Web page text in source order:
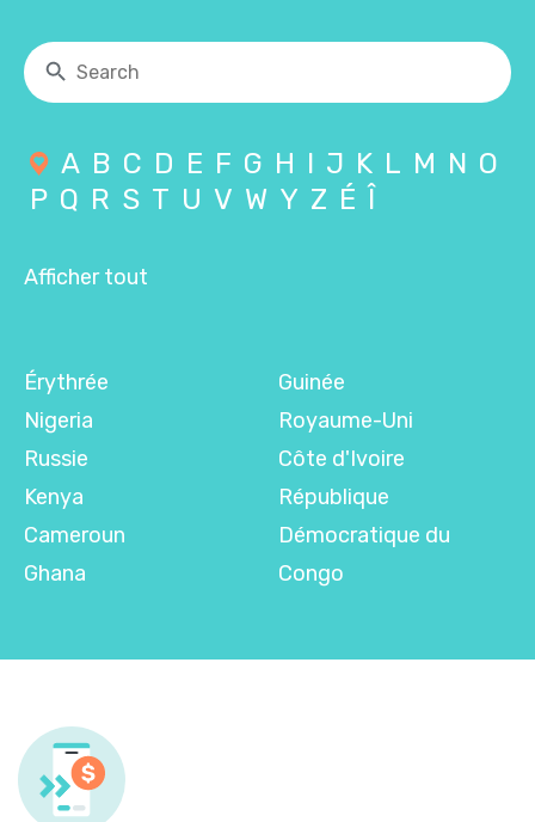
A B C D E F G H I J K L M N O
P Q R S T U V W Y Z É Î
Afficher tout
Érythrée
Nigeria
Russie
Kenya
Cameroun
Ghana
Guinée
Royaume-Uni
Côte d'Ivoire
République
Démocratique du
Congo